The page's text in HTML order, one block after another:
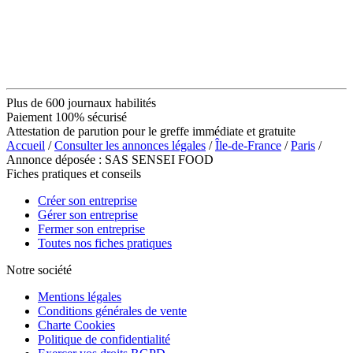
Plus de 600 journaux habilités
Paiement 100% sécurisé
Attestation de parution pour le greffe immédiate et gratuite
Accueil /Consulter les annonces légales /Île-de-France /Paris /
Annonce déposée : SAS SENSEI FOOD
Fiches pratiques et conseils
Créer son entreprise
Gérer son entreprise
Fermer son entreprise
Toutes nos fiches pratiques
Notre société
Mentions légales
Conditions générales de vente
Charte Cookies
Politique de confidentialité